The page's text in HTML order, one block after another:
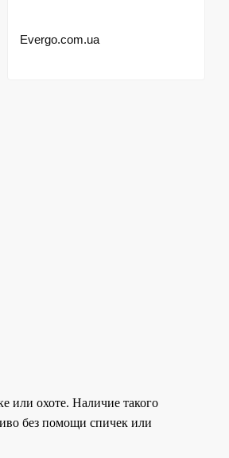
или охоте. Наличие такого
без помощи спичек или
Evergo.com.ua